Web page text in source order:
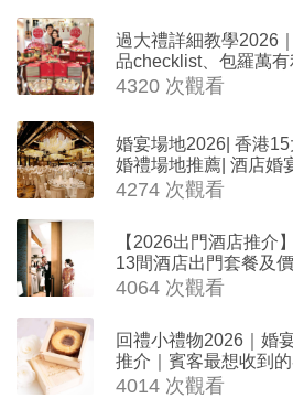
過大禮詳細教學2026
品checklist、包羅萬
吉祥說話
4320 次觀看
婚宴場地2026| 香港
婚禮場地推薦| 酒店婚
4274 次觀看
【2026出門酒店推介
13間酒店出門套餐及
4064 次觀看
回禮小禮物2026｜婚
推介｜賓客最想收到
妹禮物（持續更新）
4014 次觀看